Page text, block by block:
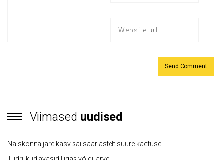
Viimased uudised
Naiskonna järelkasv sai saarlastelt suure kaotuse
Tüdrukud avasid liigas võiduarve